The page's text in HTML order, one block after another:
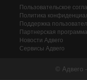
Пользовательское
Политика
Поддержка
Партнерская программа
Новости Адвего
Сервисы Адвего
© Адвего